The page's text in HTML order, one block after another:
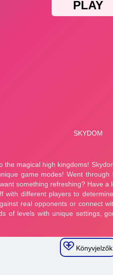
Könyvjelzők